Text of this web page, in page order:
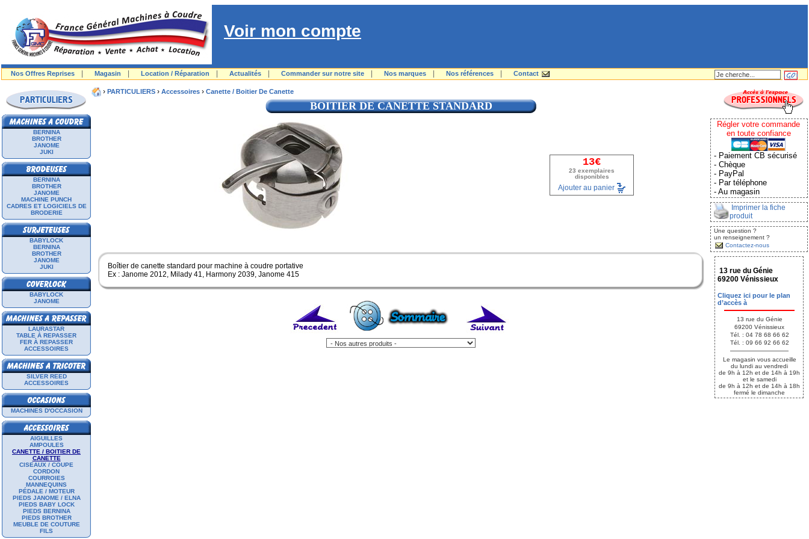
Voir mon compte
Nos Offres Reprises Magasin Location / Réparation Actualités Commander sur notre site Nos marques Nos références Contact
BERNINA
BROTHER
JANOME
JUKI
BERNINA
BROTHER
JANOME
MACHINE PUNCH
CADRES ET LOGICIELS DE
BRODERIE
BABYLOCK
BERNINA
BROTHER
JANOME
JUKI
BABYLOCK
JANOME
LAURASTAR
TABLE À REPASSER
FER À REPASSER
ACCESSOIRES
SILVER REED
ACCESSOIRES
MACHINES D'OCCASION
AIGUILLES
AMPOULES
CANETTE / BOITIER DE
CANETTE
CISEAUX / COUPE
CORDON
COURROIES
MANNEQUINS
PÉDALE / MOTEUR
PIEDS JANOME / ELNA
PIEDS BABY LOCK
PIEDS BERNINA
PIEDS BROTHER
MEUBLE DE COUTURE
FILS
› PARTICULIERS › Accessoires › Canette / Boitier De Canette
BOITIER DE CANETTE STANDARD
13€
23 exemplaires
disponibles
Ajouter au panier
Boîtier de canette standard pour machine à coudre portative
Ex : Janome 2012, Milady 41, Harmony 2039, Janome 415
Régler votre commande
en toute confiance
- Paiement CB sécurisé
- Chèque
- PayPal
- Par téléphone
- Au magasin
Imprimer la fiche
produit
Une question ?
un renseignement ?
Contactez-nous
13 rue du Génie
69200 Vénissieux
Cliquez ici pour le plan
d’accès à
13 rue du Génie
69200 Vénissieux
Tél. : 04 78 68 66 62
Tél. : 09 66 92 66 62
Le magasin vous accueille
du lundi au vendredi
de 9h à 12h et de 14h à 19h
et le samedi
de 9h à 12h et de 14h à 18h
fermé le dimanche